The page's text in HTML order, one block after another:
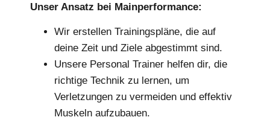
Unser Ansatz bei Mainperformance:
Wir erstellen Trainingspläne, die auf
deine Zeit und Ziele abgestimmt sind.
Unsere Personal Trainer helfen dir, die
richtige Technik zu lernen, um
Verletzungen zu vermeiden und effektiv
Muskeln aufzubauen.